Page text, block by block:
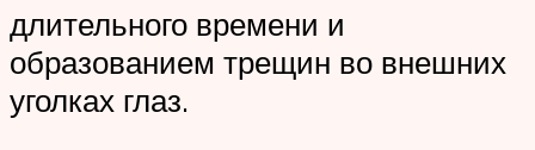
длительного времени и
образованием трещин во внешних
уголках глаз.